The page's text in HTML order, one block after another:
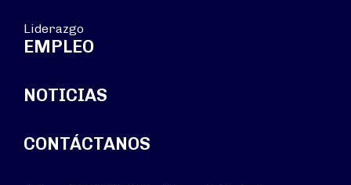
Liderazgo
EMPLEO
NOTICIAS
CONTÁCTANOS